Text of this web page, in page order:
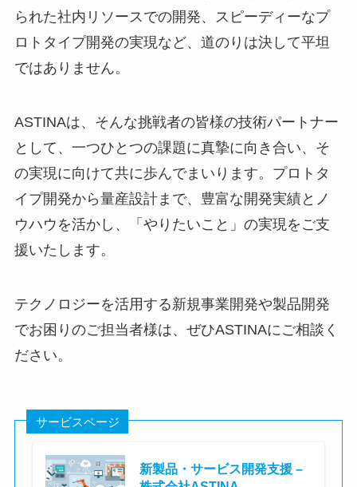
られた社内リソースでの開発、スピーディーなプ
ロトタイプ開発の実現など、道のりは決して平坦
ではありません。
ASTINAは、そんな挑戦者の皆様の技術パートナー
として、一つひとつの課題に真摯に向き合い、そ
の実現に向けて共に歩んでまいります。プロトタ
イプ開発から量産設計まで、豊富な開発実績とノ
ウハウを活かし、「やりたいこと」の実現をご支
援いたします。
テクノロジーを活用する新規事業開発や製品開発
でお困りのご担当者様は、ぜひASTINAにご相談く
ださい。
サービスページ
新製品・サービス開発支援 –